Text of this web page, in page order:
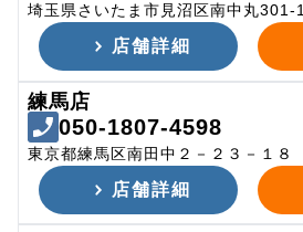
埼玉県さいたま市見沼区南中丸301-
店舗詳細
練馬店
050-1807-4598
東京都練馬区南田中２－２３－１８
店舗詳細